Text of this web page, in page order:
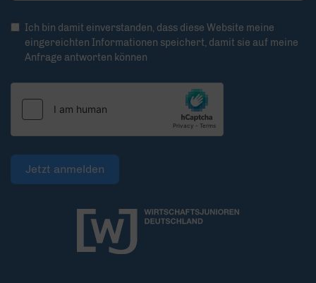
Ich bin damit einverstanden, dass diese Website meine
eingereichten Informationen speichert, damit sie auf meine
Anfrage antworten können
Jetzt anmelden